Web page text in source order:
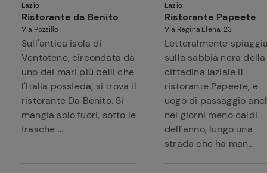
Lazio
Ristorante da Benito
Via Pozzillo
Sull'antica isola di
Ventotene, circondata da
uno dei mari più belli che
l'Italia possieda, si trova il
ristorante Da Benito. Si
mangia solo fuori, sotto le
frasche ...
Lazio
Ristorante Papeete
Via Regina Elena, 23
Letteralmente
sulla sabbia nera della
cittadina laziale il
ristorante Papeete, e
uogo di passaggio
nei giorni meno caldi
dell'anno, lungo una
strada che ha man...